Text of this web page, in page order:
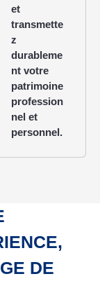
et
transmette
z
durableme
nt votre
patrimoine
profession
nel et
personnel.
DE